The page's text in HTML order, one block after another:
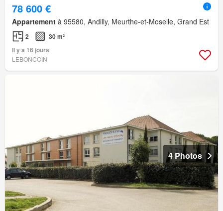
78 600 €
Appartement à 95580, Andilly, Meurthe-et-Moselle, Grand Est
2
30 m²
Il y a 16 jours
LEBONCOIN
4 Photos